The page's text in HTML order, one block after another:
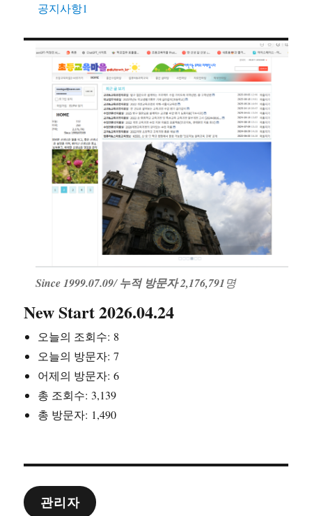
공지사항1
Since 1999.07.09/누적 방문자 2,176,791명
New Start 2026.04.24
오늘의 조회수: 8
오늘의 방문자:7
어제의 방문자:6
총 조회수: 3,139
총 방문자: 1,490
관리자